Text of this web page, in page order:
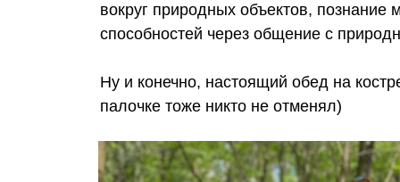
вокруг природных объектов, познание
способностей через общение с
Ну и конечно, настоящий обед на
палочке тоже никто не отменял)